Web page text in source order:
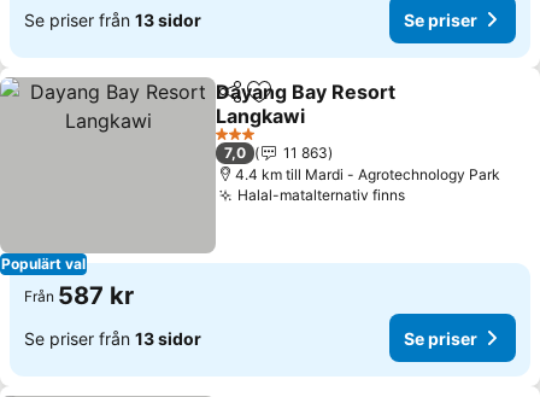
Se priser från 13 sidor Se priser
Populärt val
Dela Lägg till i Mina Favoriter
Dayang Bay Resort
Langkawi
Se priser
3 Stjärnor
7,0
11 863
4.4 km till Mardi - Agrotechnology Park
Halal-matalternativ finnsSe priser
Från 587 kr
Se priser från 13 sidor Se priser